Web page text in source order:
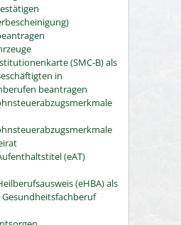
(SMC-B) als
in
beantragen
(eAT)
(eHBA) als